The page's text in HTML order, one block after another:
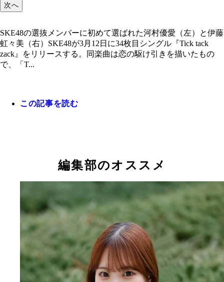
次へ
SKE48の選抜メンバーに初めて選ばれた河村優愛（左）と伊藤
虹々美（右）SKE48が3月12日に34枚目シングル『Tick tack
zack』をリリースする。同楽曲は恋の駆け引きを描いたもの
で、「T...
この記事を読む
編集部のオススメ